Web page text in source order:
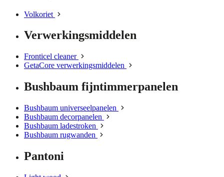
Volkoriet
Verwerkingsmiddelen
Fronticel cleaner
GetaCore verwerkingsmiddelen
Bushbaum fijntimmerpanelen
Bushbaum universeelpanelen
Bushbaum decorpanelen
Bushbaum ladestroken
Bushbaum rugwanden
Pantoni